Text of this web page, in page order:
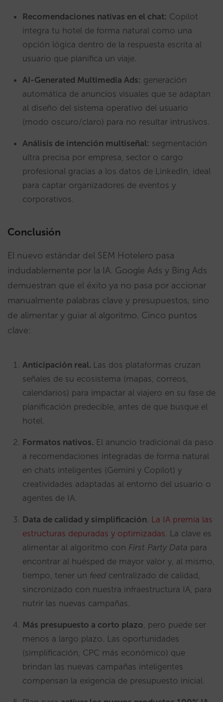
Recomendaciones nativas en el chat: Copilot
integra tu hotel de forma natural como una
opción lógica dentro de la respuesta escrita al
usuario que planifica un viaje.
AI-Generated Multimedia Ads: generación
automática de anuncios visuales que se adaptan
al diseño del sistema operativo del usuario
(modo oscuro/claro) para no resultar intrusivos.
Análisis de intención multiseñal: segmentación
ultra precisa por empresa, sector o cargo
profesional gracias a los datos de LinkedIn, ideal
para captar organizadores de eventos y
corporativos.
Conclusión
El nuevo estándar del SEM Hotelero pasa
indudablemente por la IA. Google Ads y Bing Ads
demuestran que el éxito ya no pasa por accionar
manualmente palabras clave y presupuestos, sino
de alimentar y guiar al algoritmo. Cinco puntos
clave:
Anticipación real. Las dos plataformas cruzan
señales de su ecosistema (mapas, correos,
calendarios) para impactar al viajero en su fase de
planificación predecible, antes de que busque el
hotel.
Formatos nativos. El anuncio tradicional da paso
a recomendaciones integradas de forma natural
en chats inteligentes (Gemini y Copilot) y
creatividades adaptadas al entorno del usuario o
agentes de IA.
Data de calidad y simplificación La IA premia las
estructuras depuradas y optimizadas . La clave es
alimentar al algoritmo con First Party Data para
encontrar al huésped de mayor valor y, al mismo,
tiempo, tener un feed centralizado de calidad,
sincronizado con nuestra infraestructura IA, para
nutrir las nuevas campañas.
Más presupuesto a corto plazo , pero puede ser
menos a largo plazo. Las oportunidades
(simplificación, CPC más económico) que
brindan las nuevas campañas inteligentes
compensan la exigencia de presupuesto inicial.